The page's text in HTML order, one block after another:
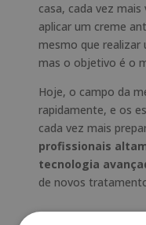
casa, cada vez
aplicar um creme
mesmo que
mas o objetivo é o
Hoje, o campo da
rapidamente, e os
cada vez mais
profissionais
tecnologia
de novos